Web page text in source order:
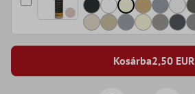
Kosárba2,50EUR